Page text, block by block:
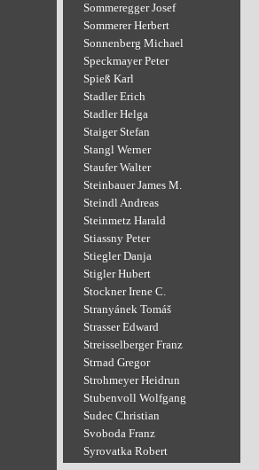
Sommeregger Josef
Sommerer Herbert
Sonnenberg Michael
Speckmayer Peter
Spieß Karl
Stadler Erich
Stadler Helga
Staiger Stefan
Stangl Werner
Staufer Walter
Steinbauer James M.
Steindl Andreas
Steinmetz Harald
Stiassny Peter
Stiegler Danja
Stigler Hubert
Stockner Irene C.
Stranyánek Tomáš
Strasser Edward
Streisselberger Franz
Strnad Gregor
Strohmeyer Heidrun
Stubenvoll Wolfgang
Sudec Christian
Svoboda Franz
Syrovatka Robert